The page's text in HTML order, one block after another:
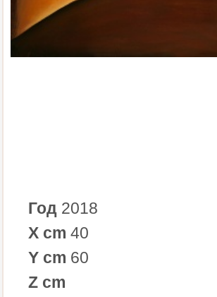
Год 2018
X cm 40
Y cm 60
Z cm